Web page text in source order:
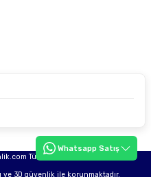
Tüm hakları saklıdır.
ve 3D güvenlik ile korunmaktadır.
Whatsapp Satış